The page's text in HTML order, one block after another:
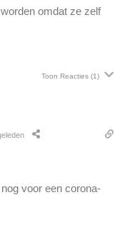
omdat ze zelf
Toon Reacties (1)
voor een corona-